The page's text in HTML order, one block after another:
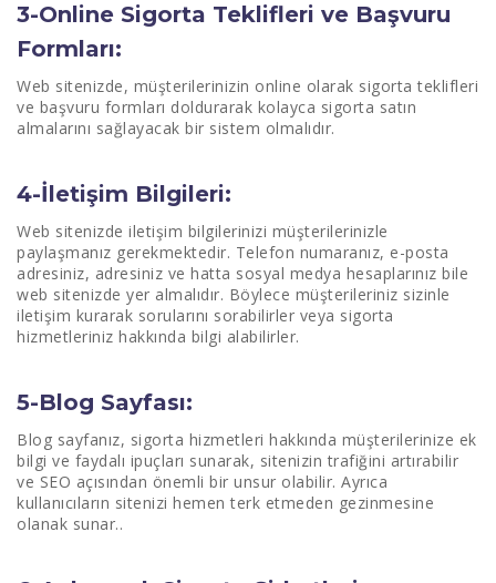
3-Online Sigorta Teklifleri ve Başvuru
Formları:
Web sitenizde, müşterilerinizin online olarak sigorta teklifleri
ve başvuru formları doldurarak kolayca sigorta satın
almalarını sağlayacak bir sistem olmalıdır.
4-İletişim Bilgileri:
Web sitenizde iletişim bilgilerinizi müşterilerinizle
paylaşmanız gerekmektedir. Telefon numaranız, e-posta
adresiniz, adresiniz ve hatta sosyal medya hesaplarınız bile
web sitenizde yer almalıdır. Böylece müşterileriniz sizinle
iletişim kurarak sorularını sorabilirler veya sigorta
hizmetleriniz hakkında bilgi alabilirler.
5-Blog Sayfası:
Blog sayfanız, sigorta hizmetleri hakkında müşterilerinize ek
bilgi ve faydalı ipuçları sunarak, sitenizin trafiğini artırabilir
ve SEO açısından önemli bir unsur olabilir. Ayrıca
kullanıcıların sitenizi hemen terk etmeden gezinmesine
olanak sunar..